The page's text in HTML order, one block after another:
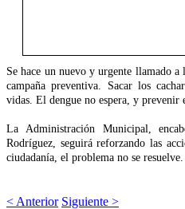
Se hace un nuevo y urgente llamado a
campaña preventiva. Sacar los
vidas. El dengue no espera, y prevenir
La Administración Municipal,
Rodríguez, seguirá reforzando las
ciudadanía, el problema no se resuelve.
< Anterior Siguiente >